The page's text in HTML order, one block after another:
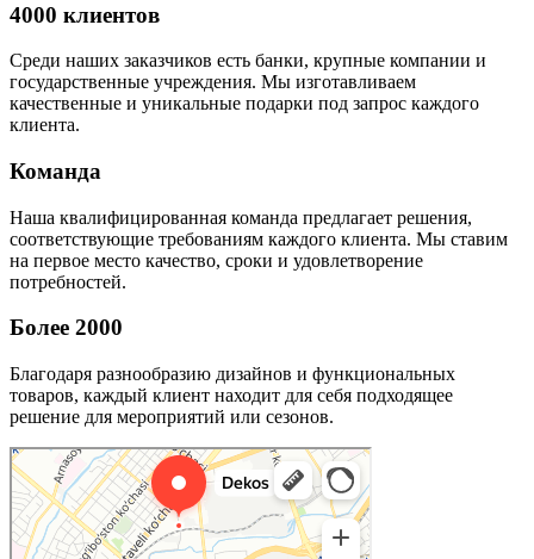
4000 клиентов
Среди наших заказчиков есть банки, крупные компании и
государственные учреждения. Мы изготавливаем
качественные и уникальные подарки под запрос каждого
клиента.
Команда
Наша квалифицированная команда предлагает решения,
соответствующие требованиям каждого клиента. Мы ставим
на первое место качество, сроки и удовлетворение
потребностей.
Более 2000
Благодаря разнообразию дизайнов и функциональных
товаров, каждый клиент находит для себя подходящее
решение для мероприятий или сезонов.